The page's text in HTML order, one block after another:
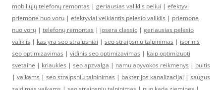
mobiliųjų telefonų remontas | geriausias valiklis peliui | efektyvi
priemone nuo voru | efektyviai veikiantis pelėsio valiklis | priemonė
nuo vorų | telefonų remontas | josera classic | geriausias pelesio
valiklis | kas yra seo straipsniai | seo straipsniu talpinimas | isorinis
seo optimizavimas | vidinis seo optimizavimas | kaip optimizuoti
svetaine | kriaukles | seo apzvalga | namu apyvokos reikmenys | buitis
| vaikams | seo straipsniu talpinimas | bakterijos kanalizacijai | saugus